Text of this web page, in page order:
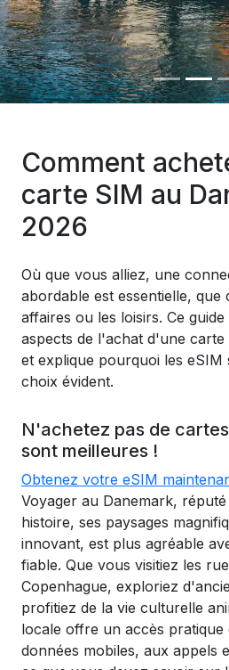
Comment
carte SIM au
2026
Où que vous alliez, une
abordable est essentielle, que
affaires ou les loisirs. Ce
aspects de l'achat d'une
et explique pourquoi les eSIM
choix évident.
N'achetez pas de
sont meilleures !
Obtenez votre eSIM
Voyager au Danemark,
histoire, ses paysages
innovant, est plus agréable
fiable. Que vous visitiez les
Copenhague, exploriez
profitiez de la vie culturelle
locale offre un accès pratique
données mobiles, aux appels